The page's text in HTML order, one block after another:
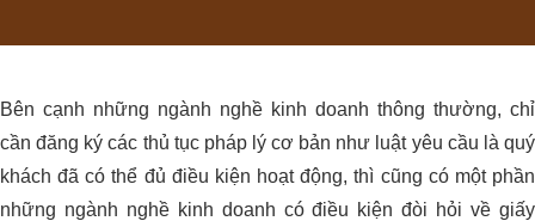
Bên cạnh những ngành nghề kinh doanh thông thường, chỉ
cần đăng ký các thủ tục pháp lý cơ bản như luật yêu cầu là quý
khách đã có thể đủ điều kiện hoạt động, thì cũng có một phần
những ngành nghề kinh doanh có điều kiện đòi hỏi về giấy